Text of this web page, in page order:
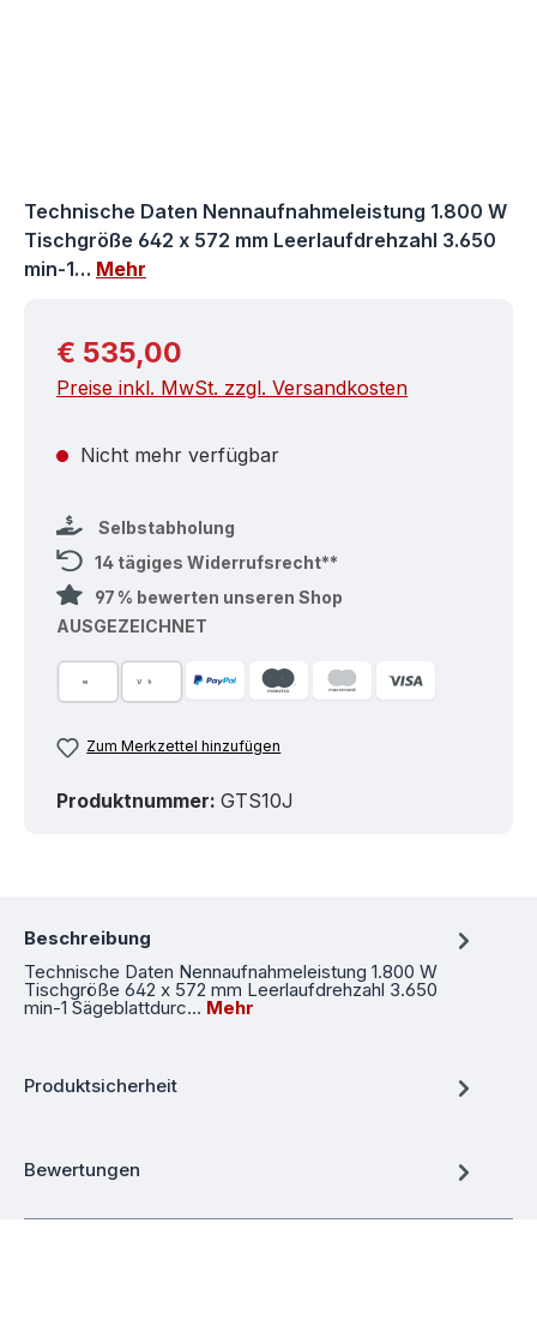
Technische Daten Nennaufnahmeleistung 1.800 W
Tischgröße 642 x 572 mm Leerlaufdrehzahl 3.650
min-1… Mehr
Regulärer Preis:
€ 535,00
Preise inkl. MwSt. zzgl. Versandkosten
Nicht mehr verfügbar
Selbstabholung
14 tägiges Widerrufsrecht**
97 % bewerten unseren Shop
AUSGEZEICHNET
Zum Merkzettel hinzufügen
Produktnummer: GTS10J
Beschreibung
Technische Daten Nennaufnahmeleistung 1.800 W
Tischgröße 642 x 572 mm Leerlaufdrehzahl 3.650
min-1 Sägeblattdurc… Mehr
Produktsicherheit
Bewertungen